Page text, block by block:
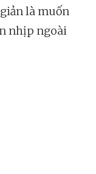
là muốn
nhịp ngoài